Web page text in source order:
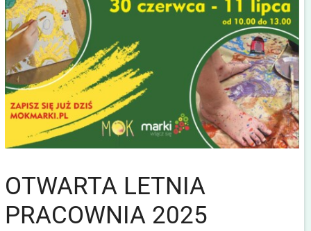
OTWARTA LETNIA
PRACOWNIA 2025